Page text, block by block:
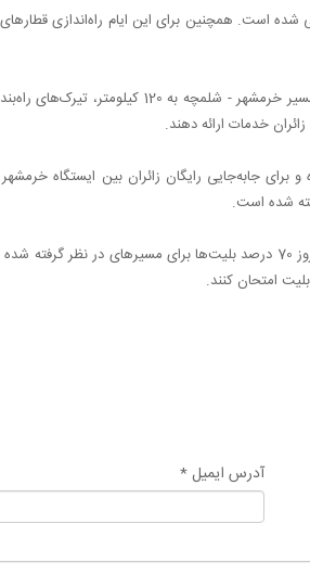
این ایام پیش‌بینی شده است. همچنین برای این ایام راه‌اندازی
مطابق اعلام مسئولان شرکت راه‌آهن به‌منظور افزایش سرعت سیر قطارهای
خدمات ارائه دهند.
جابه‌جایی رایگان زائران بین ایستگاه
شده است.
مطابق آخرین اطلاعات دریافتی از شرکت راه‌آهن جمهوری اسلامی ایران تا امروز 70 درصد بلیت‌ها برای
امتحان کنند.
آدرس ایمیل *